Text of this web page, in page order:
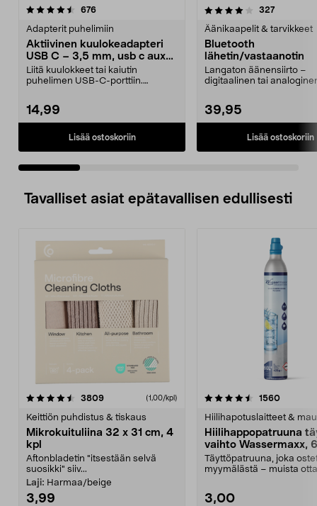
676arvostelut
Adapterit puhelimiin
Aktiivinen kuulokeadapteri
USB C – 3,5 mm, usb c aux
adapteri
Liitä kuulokkeet tai kaiutin
puhelimen USB-C-porttiin.
14,99
Lisää ostoskoriin
4.0 viidestä
327arvostelut
Äänikaapelit & tarvikkeet
Bluetooth
lähetin/vastaanotin
Langaton äänensiirto –
digitaalinen tai
39,95
Lisää ostoskoriin
4.0 viidestä
Tavalliset asiat epätavallisen edullisesti
3809arvostelut (1,00/kpl)
Keittiön puhdistus & tiskaus
Mikrokuituliina 32 x 31 cm, 4
kpl
Aftonbladetin "itsestään selvä
suosikki" siiv...
Laji: Harmaa/beige
3,99
4.5viidestä
1560
Hiilihapotuslaitteet &
Hiilihappopatruuna
vaihto Wassermaxx,
Täyttöpatruuna, joka
myymälästä – muista
3,00
4.5viidestä